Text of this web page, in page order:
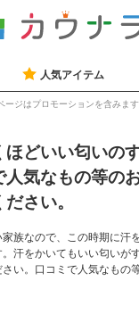
人気アイテム
ージはプロモーションを含みます
ほどいい匂いの
人気なもの等の
さい。
族なので、この時期に汗
汗をかいてもいい匂いが
い。口コミで人気なもの